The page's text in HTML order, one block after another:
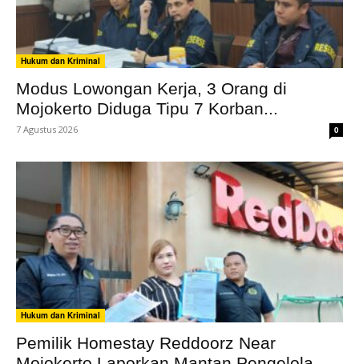
Hukum dan Kriminal
Modus Lowongan Kerja, 3 Orang di
Mojokerto Diduga Tipu 7 Korban...
7 Agustus 2026 0
Hukum dan Kriminal
Pemilik Homestay Reddoorz Near